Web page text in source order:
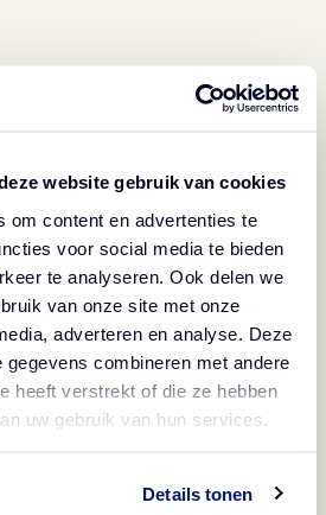
website gebruik van cookies
om content en advertenties te
voor social media te bieden
te analyseren. Ook delen we
van onze site met onze
adverteren en analyse. Deze
gegevens combineren met andere
heeft verstrekt of die ze hebben
uw gebruik van hun services.
Details tonen
op de barbecue tot de schil
de aubergine afkoelen tot
Halveer de aubergine in de
de knoflook fijn. Verhit de olie in
met de knoflook, gember en
de tomatenpuree toe en bak nog
kikkererwten en linzen erdoor